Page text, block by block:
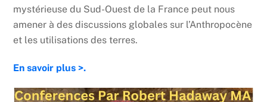
mystérieuse du Sud-Ouest de la France peut nous
amener à des discussions globales sur l’Anthropocène
et les utilisations des terres.
En savoir plus >.